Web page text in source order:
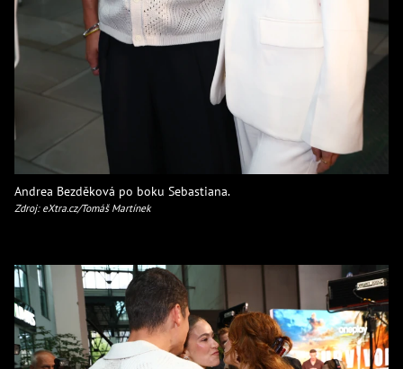
Andrea Bezděková po boku Sebastiana.
Zdroj: eXtra.cz/Tomáš Martínek